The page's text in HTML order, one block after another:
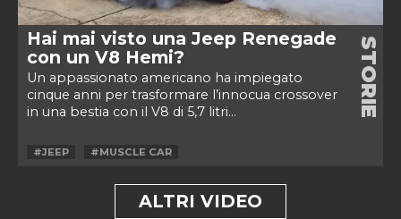
Hai mai visto una Jeep Renegade
con un V8 Hemi?
Un appassionato americano ha impiegato
cinque anni per trasformare l’innocua crossover
in una bestia con il V8 di 5,7 litri...
STORIE
#JEEP #MUSCLE CAR
ALTRI VIDEO